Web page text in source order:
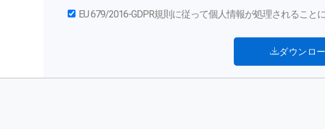
EU 679/2016-GDPR規則に従って個人情報が処理されること
ダウンロ